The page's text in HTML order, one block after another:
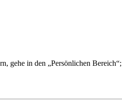
gehe in den „Persönlichen